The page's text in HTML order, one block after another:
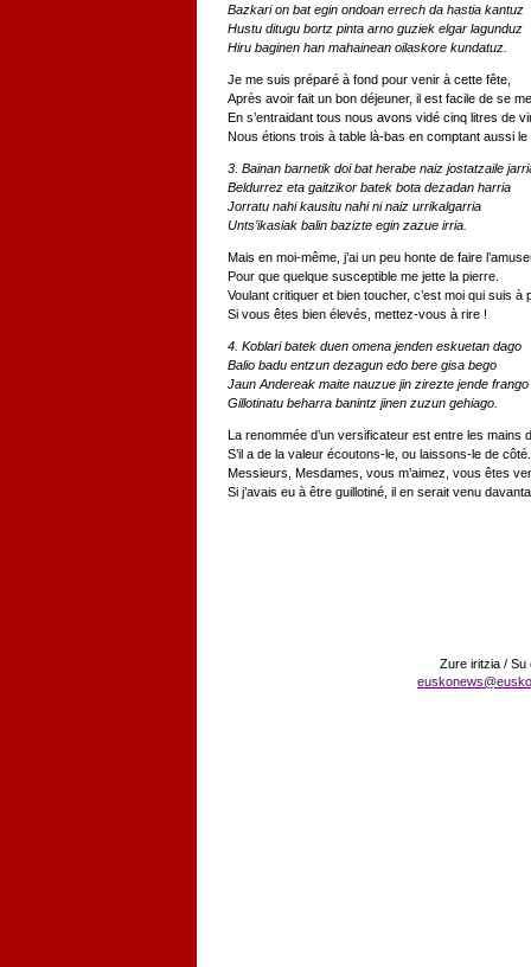
Bazkari on bat egin ondoan errech da hastia kantuz
Hustu ditugu bortz pinta arno guziek elgar lagunduz
Hiru baginen han mahainean oilaskore kundatuz.
Je me suis préparé à fond pour venir à cette fête,
Après avoir fait un bon déjeuner, il est facile de se
En s’entraidant tous nous avons vidé cinq litres de
Nous étions trois à table là-bas en comptant aussi le
3. Bainan barnetik doi bat herabe naiz jostatzaile
Beldurrez eta gaitzikor batek bota dezadan harria
Jorratu nahi kausitu nahi ni naiz urrikalgarria
Unts’ikasiak balin bazizte egin zazue irria.
Mais en moi-même, j’ai un peu honte de faire
Pour que quelque susceptible me jette la pierre.
Voulant critiquer et bien toucher, c’est moi qui suis à
Si vous êtes bien élevés, mettez-vous à rire !
4. Koblari batek duen omena jenden eskuetan dago
Balio badu entzun dezagun edo bere gisa bego
Jaun Andereak maite nauzue jin zirezte jende frango
Gillotinatu beharra banintz jinen zuzun gehiago.
La renommée d’un versificateur est entre les mains
S’il a de la valeur écoutons-le, ou laissons-le de côté.
Messieurs, Mesdames, vous m’aimez, vous êtes
Si j’avais eu à être guillotiné, il en serait venu
Zure iritzia / Su